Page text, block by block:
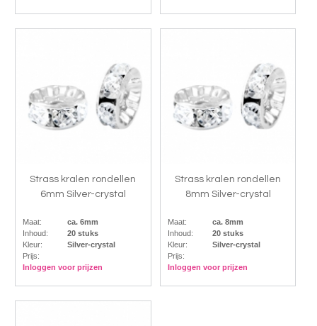
Strass kralen rondellen
6mm Silver-crystal
Maat:
ca. 6mm
Inhoud:
20 stuks
Kleur:
Silver-crystal
Prijs:
Inloggen voor prijzen
Strass kralen rondellen
8mm Silver-crystal
Maat:
ca. 8mm
Inhoud:
20 stuks
Kleur:
Silver-crystal
Prijs:
Inloggen voor prijzen